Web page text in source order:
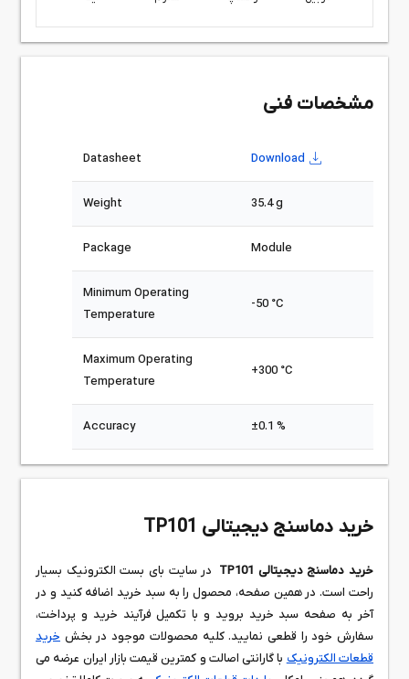
مشخصات فنی
Datasheet Download
Weight 35.4 g
Package Module
Minimum Operating
Temperature
-50 °C
Maximum Operating
Temperature
+300 °C
Accuracy ±0.1 %
خرید دماسنج دیجیتالی TP101
خرید دماسنج دیجیتالی TP101
در سایت بای بست الکترونیک بسیار
راحت است. در همین صفحه، محصول را به سبد خرید اضافه کنید و در
آخر به صفحه سبد خرید بروید و با تکمیل فرآیند خرید و پرداخت،
سفارش خود را قطعی نمایید. کلیه محصولات موجود در بخش خرید
قطعات الکترونیک با گارانتی اصالت و کمترین قیمت بازار ایران عرضه می